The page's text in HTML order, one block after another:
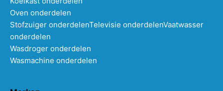
Oven onderdelen
Stofzuiger onderdelenTelevisie onderdelenVaatwasser
onderdelen
Wasdroger onderdelen
Wasmachine onderdelen